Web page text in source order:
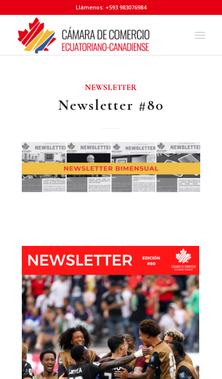
Llámenos: +593 983076984
NEWSLETTER
Newsletter #80